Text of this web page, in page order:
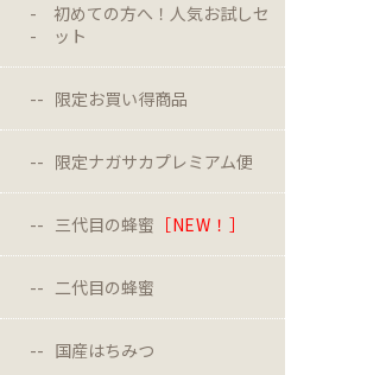
初めての方へ！人気お試しセ
ット
限定お買い得商品
限定ナガサカプレミアム便
三代目の蜂蜜 ［NEW！］
二代目の蜂蜜
国産はちみつ